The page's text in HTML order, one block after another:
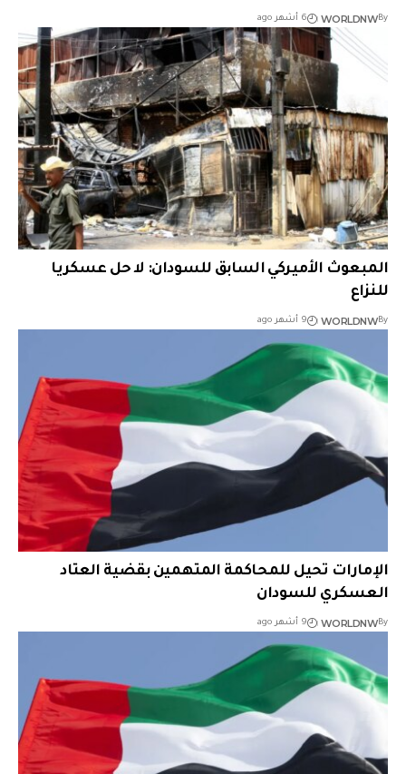
By
WORLDNW 6 أشهر ago
المبعوث الأميركي السابق للسودان: لا حل عسكريا
للنزاع
By
WORLDNW 9 أشهر ago
الإمارات تحيل للمحاكمة المتهمين بقضية العتاد
العسكري للسودان
By
WORLDNW 9 أشهر ago